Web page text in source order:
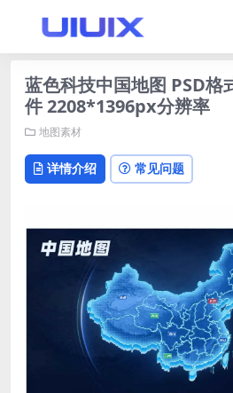
蓝色科技中国地图 PSD格
件 2208*1396px分辨率
地图素材
详情介绍 常见问题